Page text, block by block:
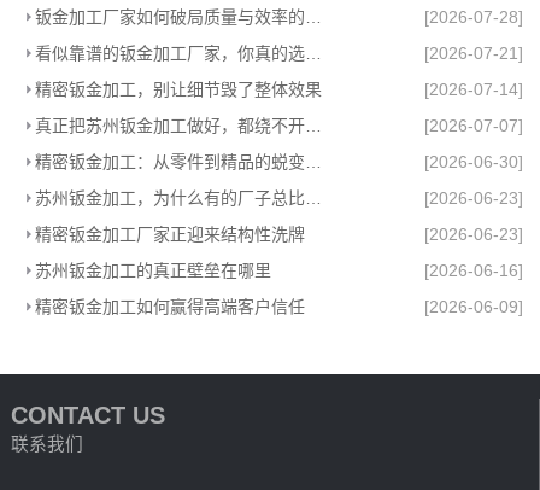
钣金加工厂家如何破局质量与效率的困局
[2026-07-28]
看似靠谱的钣金加工厂家，你真的选对了吗？
[2026-07-21]
精密钣金加工，别让细节毁了整体效果
[2026-07-14]
真正把苏州钣金加工做好，都绕不开这件事
[2026-07-07]
精密钣金加工：从零件到精品的蜕变之路
[2026-06-30]
苏州钣金加工，为什么有的厂子总比别的强
[2026-06-23]
精密钣金加工厂家正迎来结构性洗牌
[2026-06-23]
苏州钣金加工的真正壁垒在哪里
[2026-06-16]
精密钣金加工如何赢得高端客户信任
[2026-06-09]
CONTACT US
联系我们